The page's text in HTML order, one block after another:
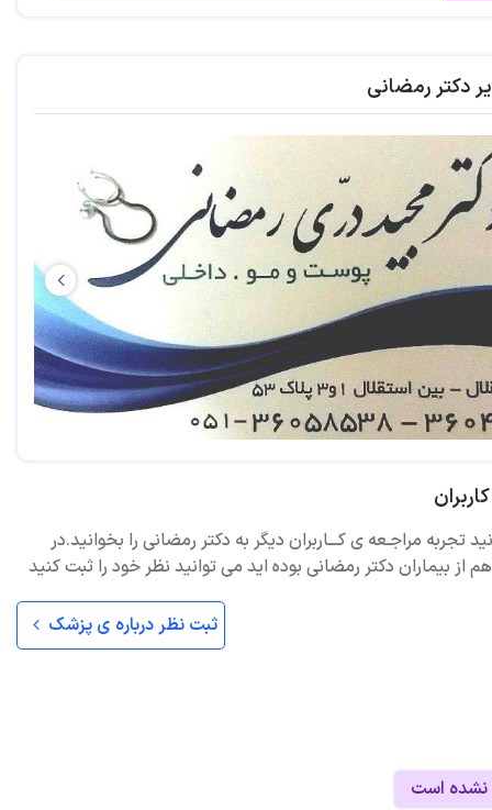
دکتر رمضانی
تجربه مراجـعه ی کـــاربران دیگر به دکتر رمضانی را بخوانید.در
از بیماران دکتر رمضانی بوده اید می توانید نظر خود را ثبت کنید
ثبت نظر درباره ی پزشک
نشده است